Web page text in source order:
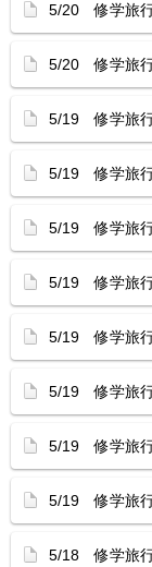
5/20 修学旅
5/20 修学旅
5/19 修学旅
5/19 修学旅行
5/19 修学旅行
5/19 修学旅行
5/19 修学旅行
5/19 修学旅行
5/19 修学旅
5/19 修学旅
5/18 修学旅